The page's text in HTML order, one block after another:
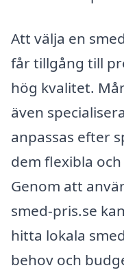
Att välja en
får tillgång till
hög kvalitet.
även
anpassas efter
dem flexibla
Genom att
smed-pris.se
hitta lokala
behov och